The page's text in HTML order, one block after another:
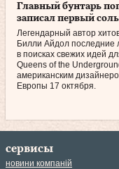
Главный бунтарь
записал первый
Легендарный автор
Билли Айдол последние
в поисках свежих идей
Queens of the
американским
Европы 17 октября.
сервисы
новини компаній